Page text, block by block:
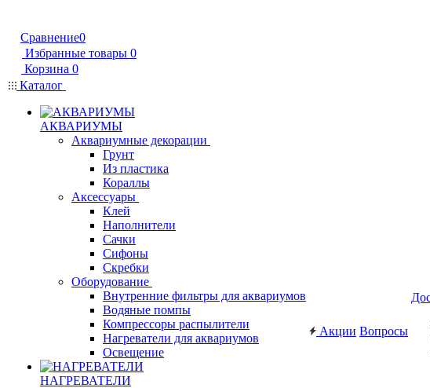
Сравнение0
Избранные товары 0
Корзина 0
Каталог
АКВАРИУМЫ
Аквариумные декорации
Грунт
Из пластика
Кораллы
Аксессуары
Клей
Наполнители
Сачки
Сифоны
Скребки
Оборудование
Внутренние фильтры для аквариумов
Водяные помпы
Компрессоры распылители
Нагреватели для аквариумов
Освещение
НАГРЕВАТЕЛИ
Акции Вопросы